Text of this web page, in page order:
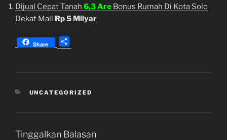
Dijual Cepat Tanah 6,3 Are Bonus Rumah Di Kota Solo
Dekat Mall Rp 5 Milyar
Share
h
KATEGORI
UNCATEGORIZED
Tinggalkan Balasan